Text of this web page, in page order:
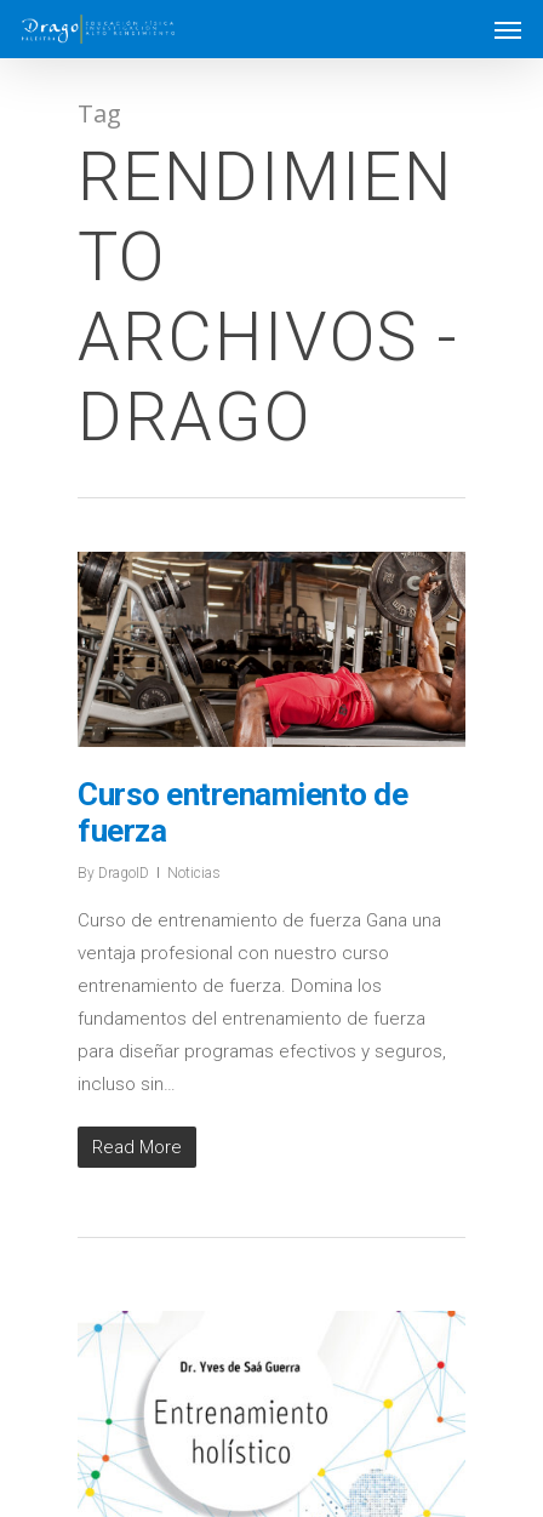
Tag
RENDIMIEN
TO
ARCHIVOS -
DRAGO
Curso entrenamiento de
fuerza
By DragoID Noticias
Curso de entrenamiento de fuerza Gana una
ventaja profesional con nuestro curso
entrenamiento de fuerza. Domina los
fundamentos del entrenamiento de fuerza
para diseñar programas efectivos y seguros,
incluso sin…
Read More